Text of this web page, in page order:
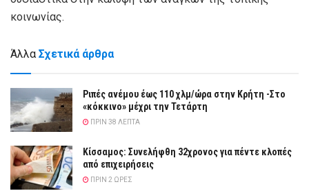
κοινωνίας.
Άλλα Σχετικά άρθρα
Ριπές ανέμου έως 110 χλμ/ώρα στην Κρήτη -Στο
«κόκκινο» μέχρι την Τετάρτη
ΠΡΙΝ 38 ΛΕΠΤΆ
Κίσσαμος: Συνελήφθη 32χρονος για πέντε κλοπές
από επιχειρήσεις
ΠΡΙΝ 2 ΏΡΕΣ